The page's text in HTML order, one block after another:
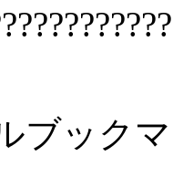
ブック